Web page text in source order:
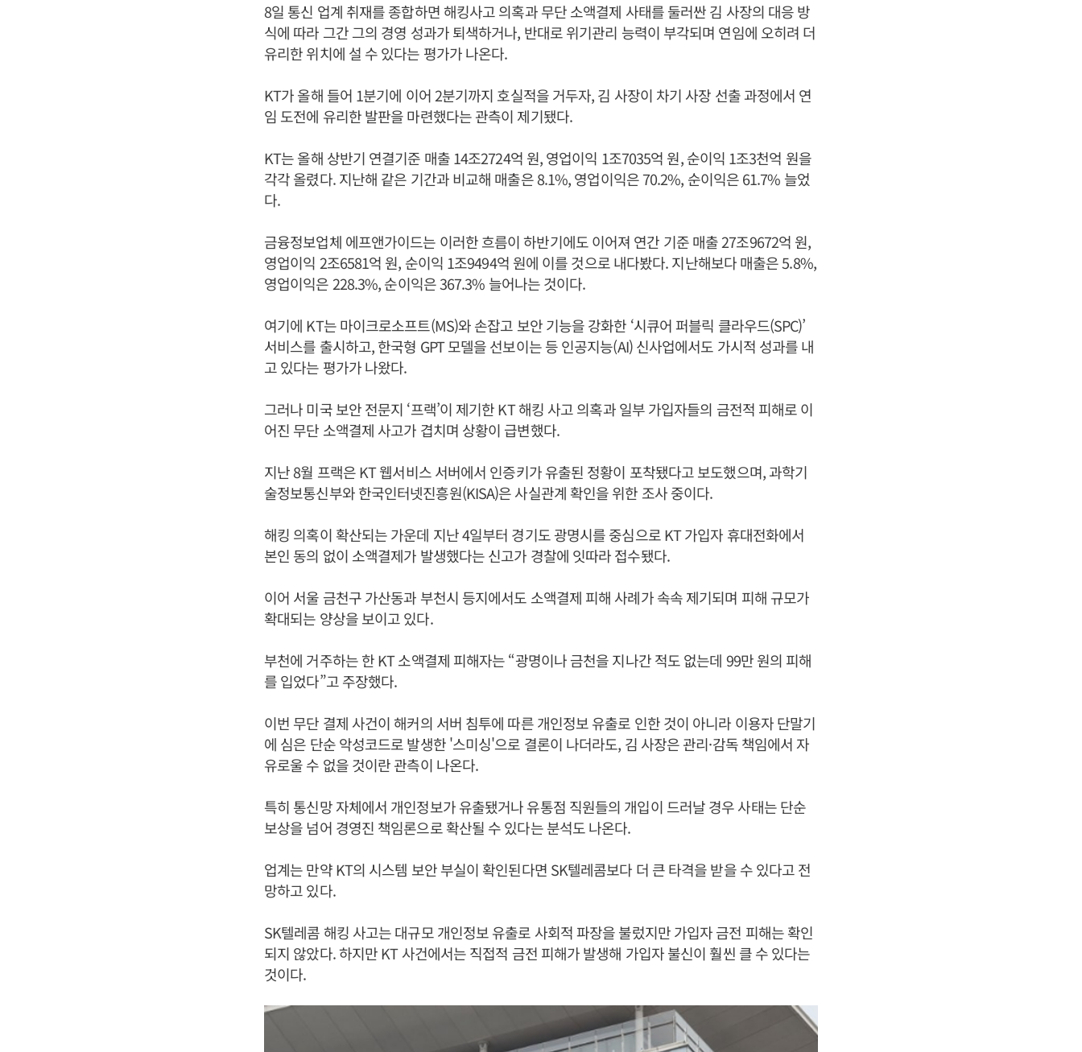
8일 통신 업계 취재를 종합하면 해킹사고 의혹과 무단 소액결제 사태를 둘러싼 김 사장의 대응 방
식에 따라 그간 그의 경영 성과가 퇴색하거나, 반대로 위기관리 능력이 부각되며 연임에 오히려 더
유리한 위치에 설 수 있다는 평가가 나온다.
KT가 올해 들어 1분기에 이어 2분기까지 호실적을 거두자, 김 사장이 차기 사장 선출 과정에서 연
임 도전에 유리한 발판을 마련했다는 관측이 제기됐다.
KT는 올해 상반기 연결기준 매출 14조2724억 원, 영업이익 1조7035억 원, 순이익 1조3천억 원을
각각 올렸다. 지난해 같은 기간과 비교해 매출은 8.1%, 영업이익은 70.2%, 순이익은 61.7% 늘었
다.
금융정보업체 에프앤가이드는 이러한 흐름이 하반기에도 이어져 연간 기준 매출 27조9672억 원,
영업이익 2조6581억 원, 순이익 1조9494억 원에 이를 것으로 내다봤다. 지난해보다 매출은 5.8%,
영업이익은 228.3%, 순이익은 367.3% 늘어나는 것이다.
여기에 KT는 마이크로소프트(MS)와 손잡고 보안 기능을 강화한 ‘시큐어 퍼블릭 클라우드(SPC)’
서비스를 출시하고, 한국형 GPT 모델을 선보이는 등 인공지능(AI) 신사업에서도 가시적 성과를 내
고 있다는 평가가 나왔다.
그러나 미국 보안 전문지 ‘프랙’이 제기한 KT 해킹 사고 의혹과 일부 가입자들의 금전적 피해로 이
어진 무단 소액결제 사고가 겹치며 상황이 급변했다.
지난 8월 프랙은 KT 웹서비스 서버에서 인증키가 유출된 정황이 포착됐다고 보도했으며, 과학기
술정보통신부와 한국인터넷진흥원(KISA)은 사실관계 확인을 위한 조사 중이다.
해킹 의혹이 확산되는 가운데 지난 4일부터 경기도 광명시를 중심으로 KT 가입자 휴대전화에서
본인 동의 없이 소액결제가 발생했다는 신고가 경찰에 잇따라 접수됐다.
이어 서울 금천구 가산동과 부천시 등지에서도 소액결제 피해 사례가 속속 제기되며 피해 규모가
확대되는 양상을 보이고 있다.
부천에 거주하는 한 KT 소액결제 피해자는 “광명이나 금천을 지나간 적도 없는데 99만 원의 피해
를 입었다”고 주장했다.
이번 무단 결제 사건이 해커의 서버 침투에 따른 개인정보 유출로 인한 것이 아니라 이용자 단말기
에 심은 단순 악성코드로 발생한 '스미싱'으로 결론이 나더라도, 김 사장은 관리·감독 책임에서 자
유로울 수 없을 것이란 관측이 나온다.
특히 통신망 자체에서 개인정보가 유출됐거나 유통점 직원들의 개입이 드러날 경우 사태는 단순
보상을 넘어 경영진 책임론으로 확산될 수 있다는 분석도 나온다.
업계는 만약 KT의 시스템 보안 부실이 확인된다면 SK텔레콤보다 더 큰 타격을 받을 수 있다고 전
망하고 있다.
SK텔레콤 해킹 사고는 대규모 개인정보 유출로 사회적 파장을 불렀지만 가입자 금전 피해는 확인
되지 않았다. 하지만 KT 사건에서는 직접적 금전 피해가 발생해 가입자 불신이 훨씬 클 수 있다는
것이다.